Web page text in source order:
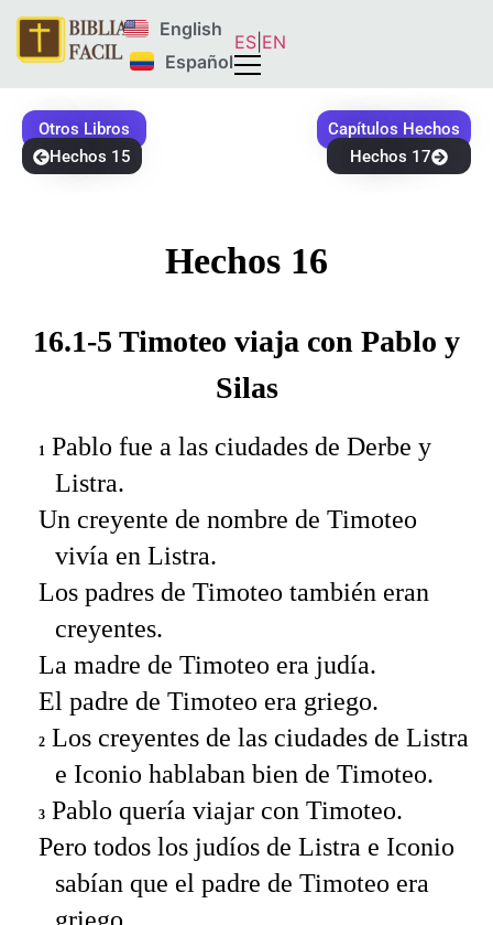
English
Español
ES EN
Otros Libros
Capítulos Hechos
Hechos 15
Hechos 17
Hechos 16
16.1-5 Timoteo viaja con Pablo y
Silas
1 Pablo fue a las ciudades de Derbe y
Listra.
Un creyente de nombre de Timoteo
vivía en Listra.
Los padres de Timoteo también eran
creyentes.
La madre de Timoteo era judía.
El padre de Timoteo era griego.
2 Los creyentes de las ciudades de Listra
e Iconio hablaban bien de Timoteo.
3 Pablo quería viajar con Timoteo.
Pero todos los judíos de Listra e Iconio
sabían que el padre de Timoteo era